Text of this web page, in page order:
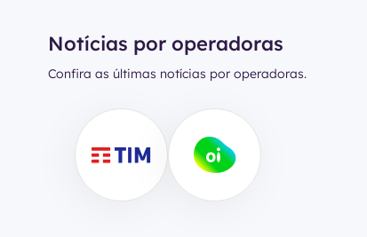
Notícias por operadoras
Confira as últimas notícias por operadoras.